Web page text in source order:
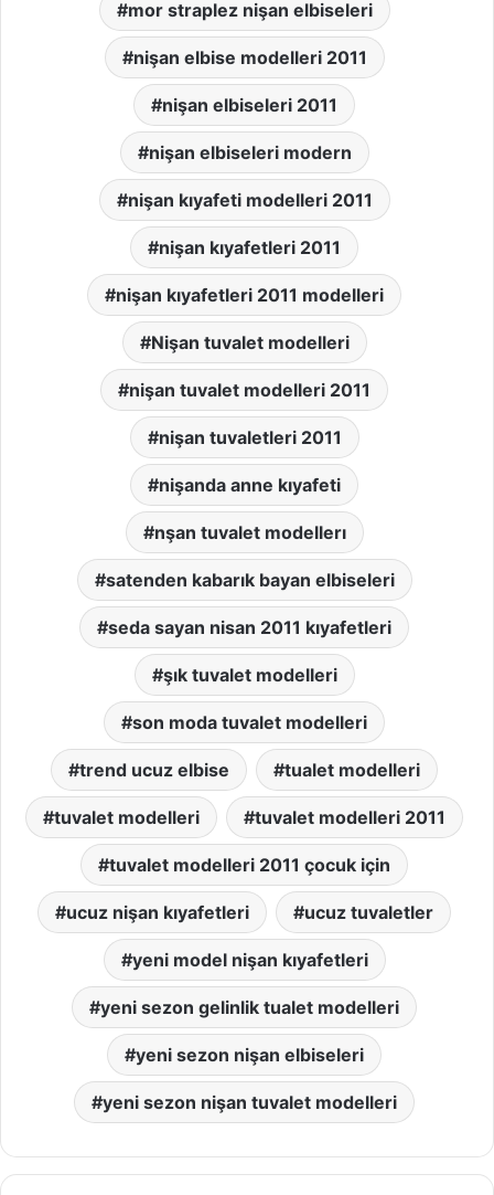
mor straplez nişan elbiseleri
nişan elbise modelleri 2011
nişan elbiseleri 2011
nişan elbiseleri modern
nişan kıyafeti modelleri 2011
nişan kıyafetleri 2011
nişan kıyafetleri 2011 modelleri
Nişan tuvalet modelleri
nişan tuvalet modelleri 2011
nişan tuvaletleri 2011
nişanda anne kıyafeti
nşan tuvalet modellerı
satenden kabarık bayan elbiseleri
seda sayan nisan 2011 kıyafetleri
şık tuvalet modelleri
son moda tuvalet modelleri
trend ucuz elbise tualet modelleri
tuvalet modelleri tuvalet modelleri 2011
tuvalet modelleri 2011 çocuk için
ucuz nişan kıyafetleri ucuz tuvaletler
yeni model nişan kıyafetleri
yeni sezon gelinlik tualet modelleri
yeni sezon nişan elbiseleri
yeni sezon nişan tuvalet modelleri